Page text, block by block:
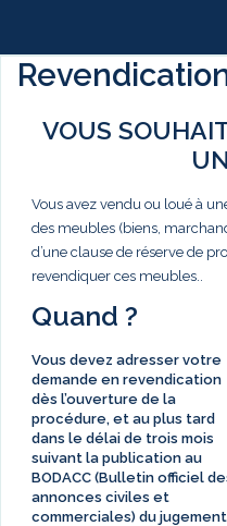
VOUS
Vous avez vendu ou loué à
des meubles (biens,
d’une clause de réserve de
revendiquer ces meubles..
Quand ?
Vous devez adresser votre
demande en revendication
dès l’ouverture de la
procédure, et au plus tard
dans le délai de trois mois
suivant la publication au
BODACC (Bulletin officiel
annonces civiles et
commerciales) du jugement